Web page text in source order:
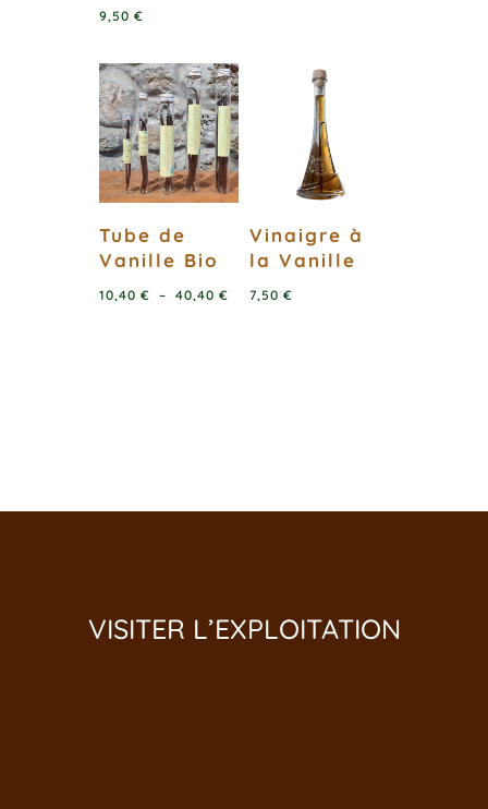
9,50 €
Tube de
Vanille Bio
10,40 € – 40,40 €Plage
Vinaigre à
la Vanille
7,50€
VISITER L’EXPLOITATION